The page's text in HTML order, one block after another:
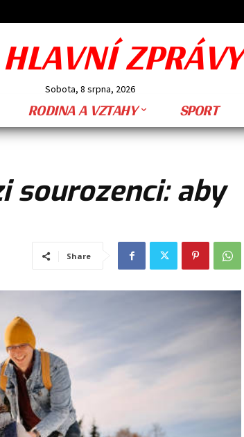
HLAVNÍ ZPRÁVY
Sobota, 8 srpna, 2026
RODINA A VZTAHY SPORT
sourozenci: aby
Share